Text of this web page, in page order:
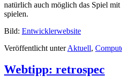
natürlich auch möglich das Spiel
spielen.
Bild: Entwicklerwebsite
Veröffentlicht unterAktuell,
Webtipp: retrospec